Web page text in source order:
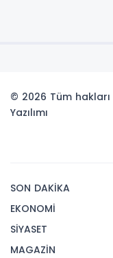
© 2026 Tüm hakları
Yazılımı
SON DAKİKA
EKONOMİ
SİYASET
MAGAZİN